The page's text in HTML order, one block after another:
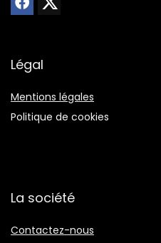
Légal
Mentions légales
Politique de cookies
La société
Contactez-nous